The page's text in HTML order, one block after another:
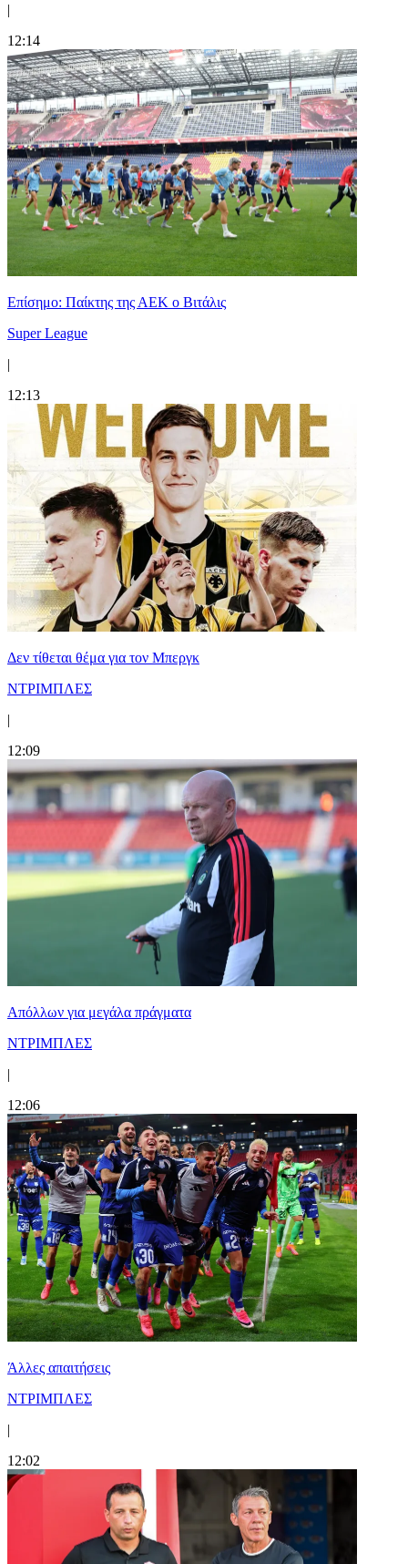
|
12:14
Επίσημο: Παίκτης της ΑΕΚ ο Βιτάλις
Super League
|
12:13
Δεν τίθεται θέμα για τον Μπεργκ
ΝΤΡΙΜΠΛΕΣ
|
12:09
Απόλλων για μεγάλα πράγματα
ΝΤΡΙΜΠΛΕΣ
|
12:06
Άλλες απαιτήσεις
ΝΤΡΙΜΠΛΕΣ
|
12:02